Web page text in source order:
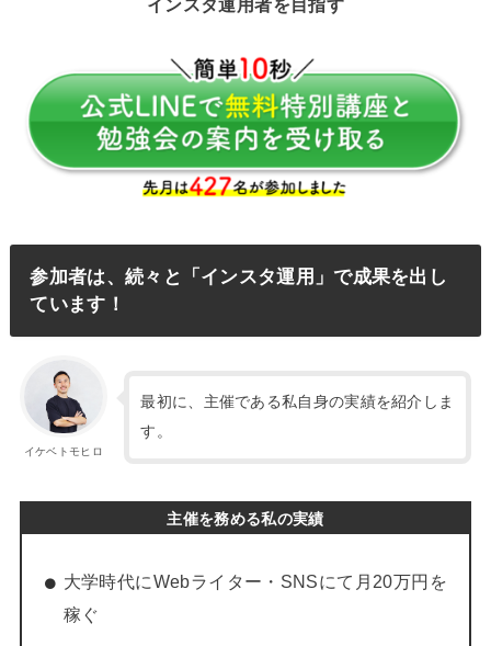
インスタ運用者を目指す
参加者は、続々と「インスタ運用」で成果を出し
ています！
イケベトモヒロ
最初に、主催である私自身の実績を紹介しま
す。
主催を務める私の実績
大学時代にWebライター・SNSにて月20万円を
稼ぐ